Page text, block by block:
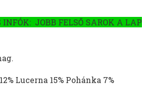
JOBB FELSŐ SAROK A LAP
Lucerna 15% Pohánka 7%